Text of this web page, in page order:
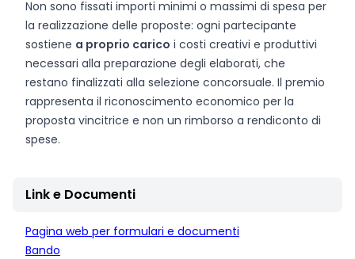
Non sono fissati importi minimi o massimi di spesa per
la realizzazione delle proposte: ogni partecipante
sostiene a proprio carico i costi creativi e produttivi
necessari alla preparazione degli elaborati, che
restano finalizzati alla selezione concorsuale. Il premio
rappresenta il riconoscimento economico per la
proposta vincitrice e non un rimborso a rendiconto di
spese.
Link e Documenti
Pagina web per formulari e documenti
Bando